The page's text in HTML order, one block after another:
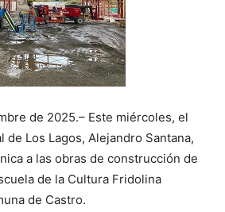
de 2025.– Este miércoles, el
de Los Lagos, Alejandro Santana,
a las obras de construcción de
de la Cultura Fridolina
de Castro.